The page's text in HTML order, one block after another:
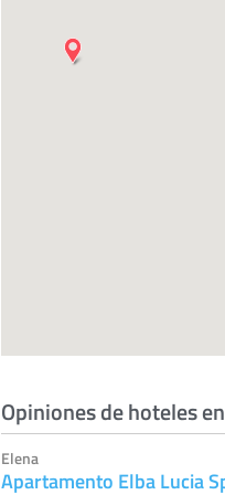
Opiniones de hoteles
Elena
Apartamento Elba Lucia